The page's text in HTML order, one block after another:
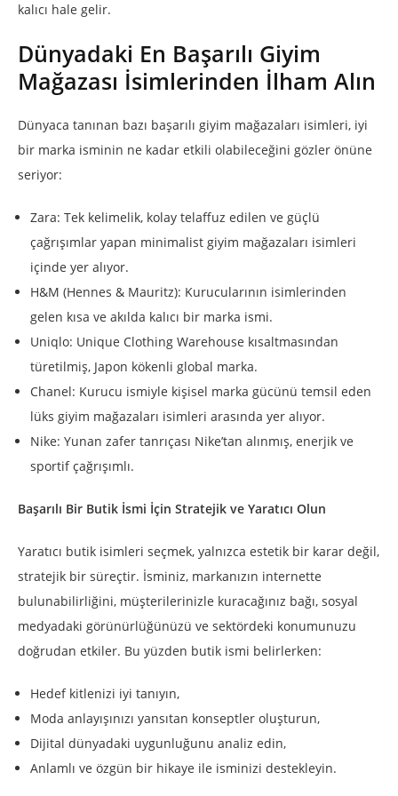
kalıcı hale gelir.
Dünyadaki En Başarılı Giyim
Mağazası İsimlerinden İlham Alın
Dünyaca tanınan bazı başarılı giyim mağazaları isimleri, iyi
bir marka isminin ne kadar etkili olabileceğini gözler önüne
seriyor:
Zara: Tek kelimelik, kolay telaffuz edilen ve güçlü
çağrışımlar yapan minimalist giyim mağazaları isimleri
içinde yer alıyor.
H&M (Hennes & Mauritz): Kurucularının isimlerinden
gelen kısa ve akılda kalıcı bir marka ismi.
Uniqlo: Unique Clothing Warehouse kısaltmasından
türetilmiş, Japon kökenli global marka.
Chanel: Kurucu ismiyle kişisel marka gücünü temsil eden
lüks giyim mağazaları isimleri arasında yer alıyor.
Nike: Yunan zafer tanrıçası Nike’tan alınmış, enerjik ve
sportif çağrışımlı.
Başarılı Bir Butik İsmi İçin Stratejik ve Yaratıcı Olun
Yaratıcı butik isimleri seçmek, yalnızca estetik bir karar değil,
stratejik bir süreçtir. İsminiz, markanızın internette
bulunabilirliğini, müşterilerinizle kuracağınız bağı, sosyal
medyadaki görünürlüğünüzü ve sektördeki konumunuzu
doğrudan etkiler. Bu yüzden butik ismi belirlerken:
Hedef kitlenizi iyi tanıyın,
Moda anlayışınızı yansıtan konseptler oluşturun,
Dijital dünyadaki uygunluğunu analiz edin,
Anlamlı ve özgün bir hikaye ile isminizi destekleyin.